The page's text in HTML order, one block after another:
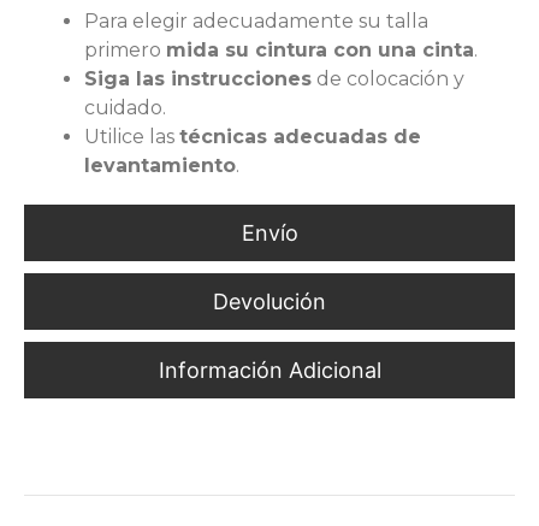
Envío
Devolución
Información Adicional
Para elegir adecuadamente su talla
primero mida su cintura con una cinta.
Siga las instrucciones de colocación y
cuidado.
Utilice las técnicas adecuadas de
levantamiento.